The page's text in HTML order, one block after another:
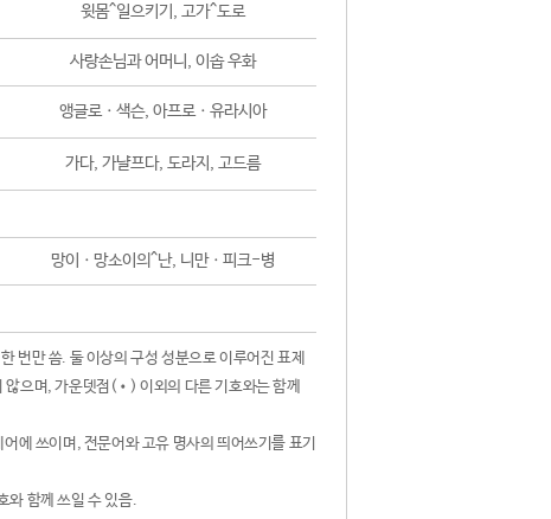
윗몸^일으키기, 고가^도로
사랑손님과 어머니, 이솝 우화
앵글로ㆍ색슨, 아프로ㆍ유라시아
가다, 가냘프다, 도라지, 고드름
망이ㆍ망소이의^난, 니만ㆍ피크-병
번만 씀. 둘 이상의 구성 성분으로 이루어진 표제
으며, 가운뎃점(•) 이외의 다른 기호와는 함께
에 쓰이며, 전문어와 고유 명사의 띄어쓰기를 표기
와 함께 쓰일 수 있음.